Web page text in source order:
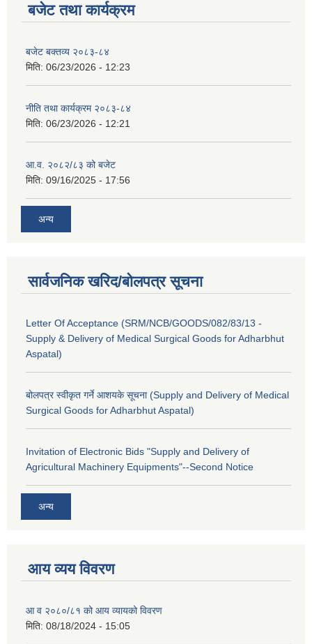
बजेट तथा कार्यक्रम
बजेट बक्तव्य २०८३-८४
मिति: 06/23/2026 - 12:23
नीति तथा कार्यक्रम २०८३-८४
मिति: 06/23/2026 - 12:21
आ.व. २०८२/८३ को बजेट
मिति: 09/16/2025 - 17:56
अन्य
सार्वजनिक खरिद/बोलपत्र सूचना
Letter Of Acceptance (SRM/NCB/GOODS/082/83/13 -
Supply & Delivery of Medical Surgical Goods for Adharbhut
Aspatal)
बोलपत्र स्वीकृत गर्ने आशयके सूचना (Supply and Delivery of Medical
Surgical Goods for Adharbhut Aspatal)
Invitation of Electronic Bids "Supply and Delivery of
Agricultural Machinery Equipments"--Second Notice
अन्य
आय व्यय विवरण
आ व २०८०/८१ को आय व्यायको विवरण
मिति: 08/18/2024 - 15:05